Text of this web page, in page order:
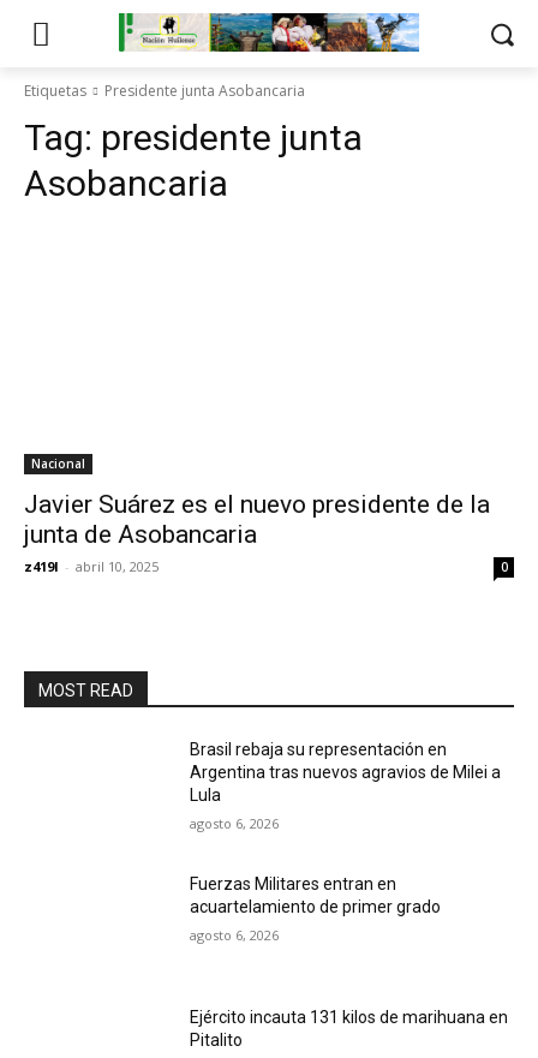
Etiquetas Presidente junta Asobancaria
Tag: presidente junta
Asobancaria
Nacional
Javier Suárez es el nuevo presidente de la
junta de Asobancaria
z419l - abril 10, 2025 0
MOST READ
Brasil rebaja su representación en
Argentina tras nuevos agravios de Milei a
Lula
agosto 6, 2026
Fuerzas Militares entran en
acuartelamiento de primer grado
agosto 6, 2026
Ejército incauta 131 kilos de marihuana en
Pitalito